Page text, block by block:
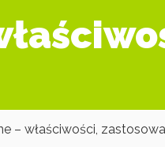
– właściwości,